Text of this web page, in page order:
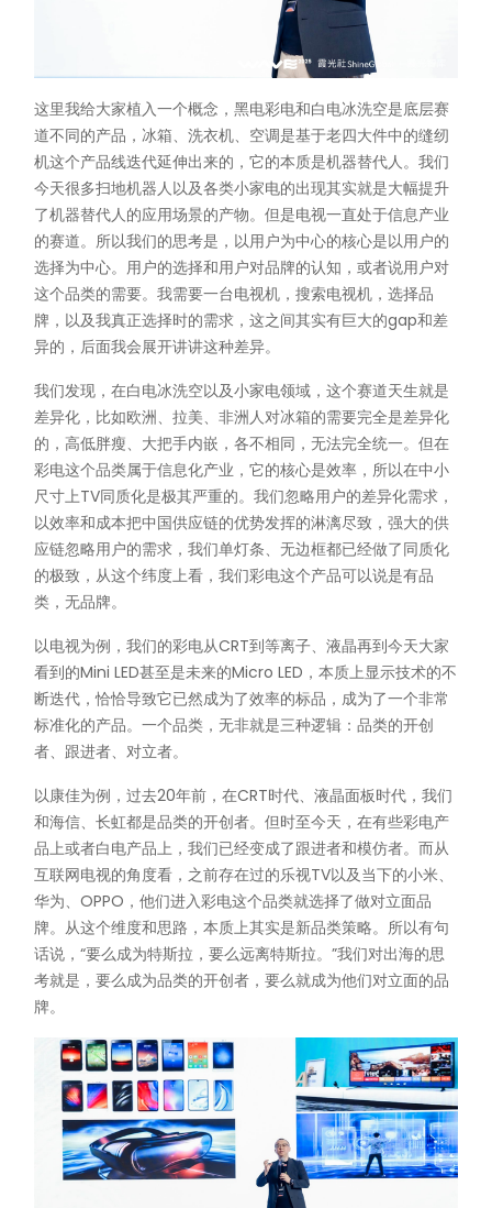
这里我给大家植入一个概念，黑电彩电和白电冰洗空是底层赛
道不同的产品，冰箱、洗衣机、空调是基于老四大件中的缝纫
机这个产品线迭代延伸出来的，它的本质是机器替代人。我们
今天很多扫地机器人以及各类小家电的出现其实就是大幅提升
了机器替代人的应用场景的产物。但是电视一直处于信息产业
的赛道。所以我们的思考是，以用户为中心的核心是以用户的
选择为中心。用户的选择和用户对品牌的认知，或者说用户对
这个品类的需要。我需要一台电视机，搜索电视机，选择品
牌，以及我真正选择时的需求，这之间其实有巨大的gap和差
异的，后面我会展开讲讲这种差异。
我们发现，在白电冰洗空以及小家电领域，这个赛道天生就是
差异化，比如欧洲、拉美、非洲人对冰箱的需要完全是差异化
的，高低胖瘦、大把手内嵌，各不相同，无法完全统一。但在
彩电这个品类属于信息化产业，它的核心是效率，所以在中小
尺寸上TV同质化是极其严重的。我们忽略用户的差异化需求，
以效率和成本把中国供应链的优势发挥的淋漓尽致，强大的供
应链忽略用户的需求，我们单灯条、无边框都已经做了同质化
的极致，从这个纬度上看，我们彩电这个产品可以说是有品
类，无品牌。
以电视为例，我们的彩电从CRT到等离子、液晶再到今天大家
看到的Mini LED甚至是未来的Micro LED，本质上显示技术的不
断迭代，恰恰导致它已然成为了效率的标品，成为了一个非常
标准化的产品。一个品类，无非就是三种逻辑：品类的开创
者、跟进者、对立者。
以康佳为例，过去20年前，在CRT时代、液晶面板时代，我们
和海信、长虹都是品类的开创者。但时至今天，在有些彩电产
品上或者白电产品上，我们已经变成了跟进者和模仿者。而从
互联网电视的角度看，之前存在过的乐视TV以及当下的小米、
华为、OPPO，他们进入彩电这个品类就选择了做对立面品
牌。从这个维度和思路，本质上其实是新品类策略。所以有句
话说，“要么成为特斯拉，要么远离特斯拉。”我们对出海的思
考就是，要么成为品类的开创者，要么就成为他们对立面的品
牌。